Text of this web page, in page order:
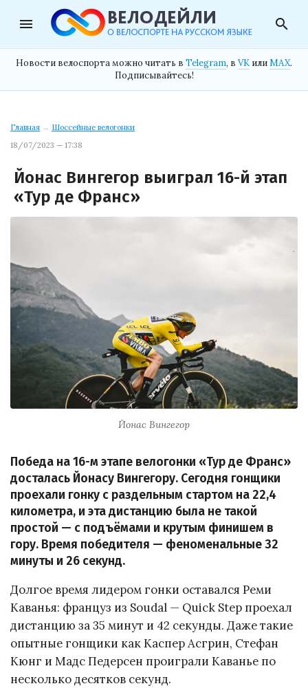
menu search
Новости велоспорта можно читать в Telegram, в VK илиMAX.
Подписывайтесь!
Главная → Шоссейные велогонки
18/07/2023 — 17:38
Йонас Вингегор выиграл 16-й этап
«Тур де Франс»
Йонас Вингегор
Победа на 16-м этапе велогонки «Тур де Франс»
досталась Йонасу Вингегору. Сегодня гонщики
проехали гонку с раздельным стартом на 22,4
километра, и эта дистанцию была не такой
простой — с подъёмами и крутым финишем в
гору. Время победителя — феноменальные 32
минуты и 26 секунд.
Долгое время лидером гонки оставался Реми
Каванья: француз из Soudal — Quick Step проехал
дистанцию за 35 минут и 42 секунды. Даже такие
опытные гонщики как Каспер Асгрин, Стефан
Кюнг и Мадс Педерсен проиграли Каванье по
несколько десятков секунд.